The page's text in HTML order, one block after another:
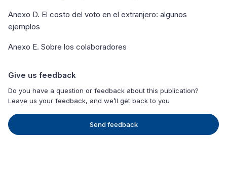
Anexo D. El costo del voto en el extranjero: algunos
ejemplos
Anexo E. Sobre los colaboradores
Give us feedback
Do you have a question or feedback about this publication?
Leave us your feedback, and we’ll get back to you
Send feedback